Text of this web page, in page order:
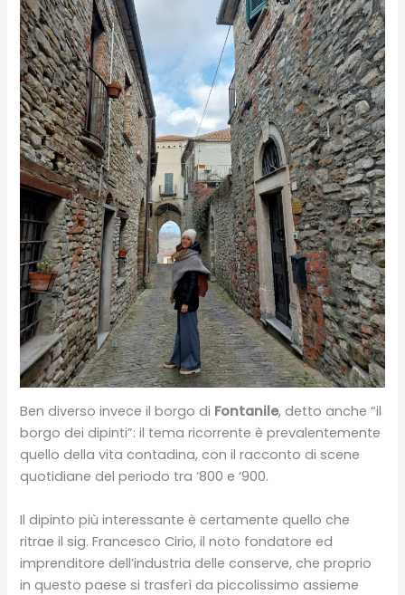
Ben diverso invece il borgo di Fontanile, detto anche “il
borgo dei dipinti”: il tema ricorrente è prevalentemente
quello della vita contadina, con il racconto di scene
quotidiane del periodo tra ‘800 e ‘900.
Il dipinto più interessante è certamente quello che
ritrae il sig. Francesco Cirio, il noto fondatore ed
imprenditore dell’industria delle conserve, che proprio
in questo paese si trasferì da piccolissimo assieme